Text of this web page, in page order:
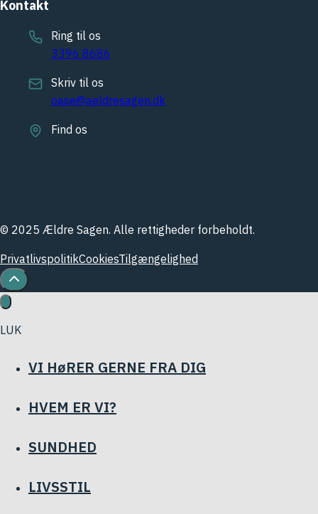
Kontakt
Ring til os
3396 8686
Skriv til os
oase@aeldresagen.dk
Find os
© 2025 Ældre Sagen. Alle rettigheder forbeholdt.
PrivatlivspolitikCookiesTilgængelighed
LUK
VI HøRER GERNE FRA DIG
HVEM ER VI?
SUNDHED
LIVSSTIL